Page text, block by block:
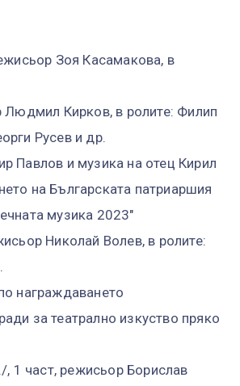
Зоя Касамакова, в
Людмил Кирков, в ролите: Филип
Русев и др.
Павлов и музика на отец Кирил
на Българската патриаршия
музика 2023"
Николай Волев, в ролите:
награждаването
за театрално изкуство пряко
1 част, режисьор Борислав